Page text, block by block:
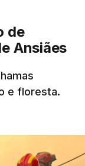
de
Ansiães
e floresta.